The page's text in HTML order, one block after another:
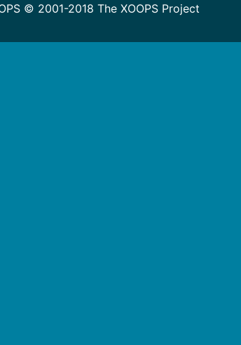
© 2001-2018 The XOOPS Project